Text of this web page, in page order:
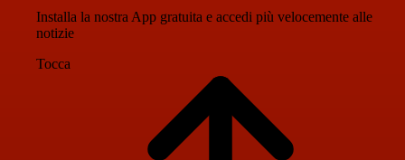
Installa la nostra App gratuita e accedi più velocemente alle
notizie
Tocca